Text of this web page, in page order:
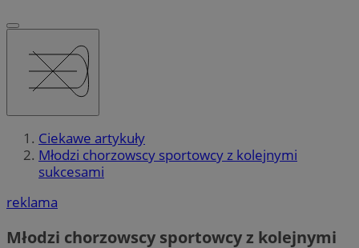
Ciekawe artykuły
Młodzi chorzowscy sportowcy z kolejnymi
sukcesami
reklama
Młodzi chorzowscy sportowcy z kolejnymi